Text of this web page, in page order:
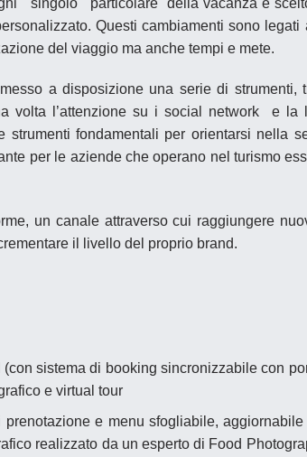
Questi cambiamenti sono legati
del viaggio ma anche tempi e mete.
a disposizione una serie di strumenti,
volta l’attenzione su i social networke la
fondamentali per orientarsi nella
per le aziende che operano nel turismo
un canale attraverso cui raggiungere
il livello del proprio brand.
sistema di booking sincronizzabile con
e virtual tour
e menu sfogliabile, aggiornabile
realizzato da un esperto di Food